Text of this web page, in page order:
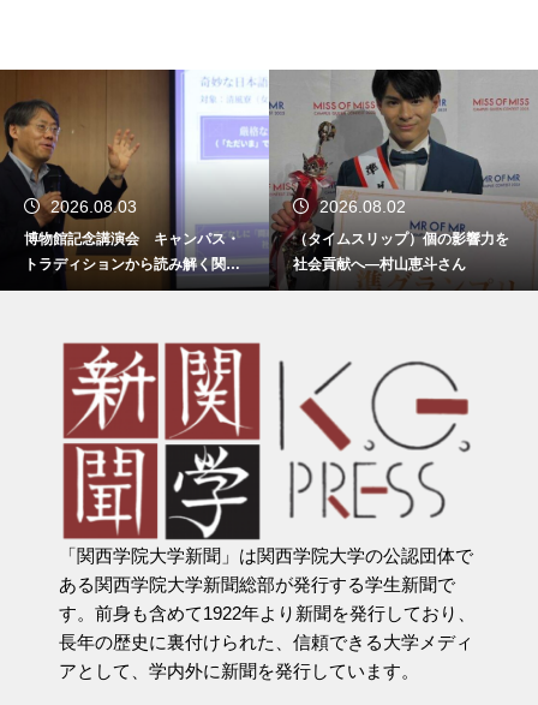
2026.08.03
博物館記念講演会 キャンパス・
トラディションから読み解く関西
学院
2026.08.02
（タイムスリップ）個の影響力を
社会貢献へ―村山恵斗さん
「関西学院大学新聞」は関西学院大学の公認団体で
ある関西学院大学新聞総部が発行する学生新聞で
す。前身も含めて1922年より新聞を発行しており、
長年の歴史に裏付けられた、信頼できる大学メディ
アとして、学内外に新聞を発行しています。